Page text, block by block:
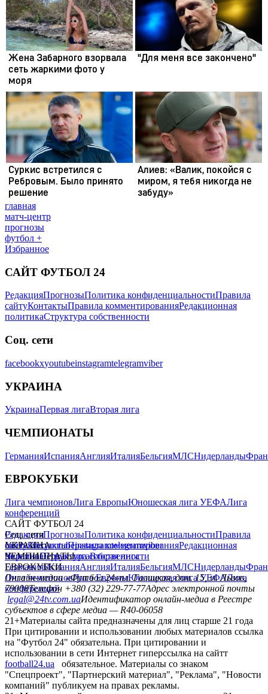
главная
матч-центр
прогнозы
футбол +
Избранное
САЙТ ФУТБОЛ 24
РедакцияПрогнозыПолитика конфиденциальностиПравила
сайтуКонтактыПравила комментированияРедакционная
политикаСтруктура собственности
Соц. сети
facebookxyoutubeinstagramtelegramviber
УКРАИНА
УкраинаПервая лигаВторая лига
ЧЕМПИОНАТЫ
ГерманияИспанияАнглияИталияБельгияМЛСНидерланды
ЕВРОКУБКИ
Лига чемпионовЛига ЕвропыЮношеская лига УЕФАЛига
конференций
САЙТ ФУТБОЛ 24
РедакцияПрогнозыПолитика конфиденциальностиПравила
сайтуКонтактыПравила комментированияРедакционная
политикаСтруктура собственности
Соц. сети
facebookxyoutubeinstagramtelegramviber
УКРАИНА
УкраинаПервая лигаВторая лига
ЧЕМПИОНАТЫ
ГерманияИспанияАнглияИталияБельгияМЛСНидерланды
ЕВРОКУБКИ
Лига чемпионовЛига ЕвропыЮношеская лига УЕФАЛига
конференций
Онлайн-медиа «Футбол 24»пл. Галицкая, дом. 15, м. Львов,
79008Телефон +380 (32) 229-77-77Адрес электронной почты
legal@24tv.com.uaИдентификатор онлайн-медиа в Реестре
субъектов в сфере медиа — R40-06058
21+Материалы сайта предназначены для лиц старше 21 года
При цитировании и использовании любых материалов ссылка
на "Футбол 24" обязательна. При цитировании и
использовании в сети Интернет гиперссылка на сайтт
football24.ua
обязательное. Материалы со знаком
"Спецпроект", "Партнерский материал", "Реклама", "Новости
компаний" публикуем на правах рекламы.